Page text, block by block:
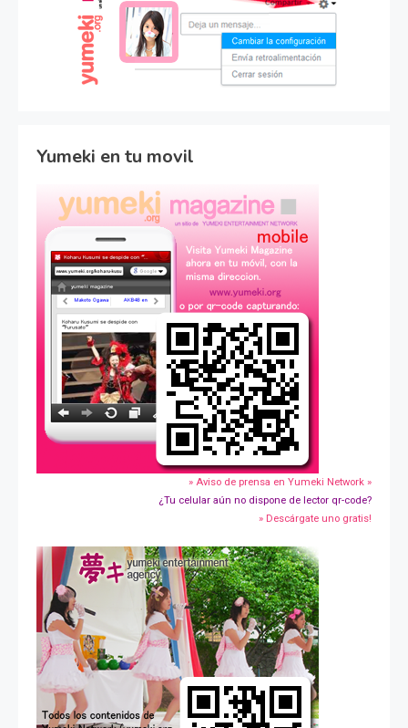
Yumeki en tu movil
» Aviso de prensa en Yumeki Network »
¿Tu celular aún no dispone de lector qr-code?
» Descárgate uno gratis!